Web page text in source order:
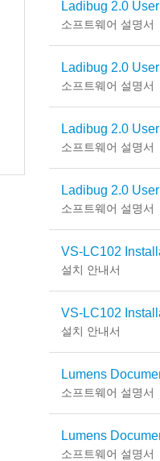
Ladibug 2.0
소프트웨어 설명서
Ladibug 2.0
소프트웨어 설명서
Ladibug 2.0
소프트웨어 설명서
Ladibug 2.0
소프트웨어 설명서
VS-LC102
설치 안내서
VS-LC102
설치 안내서
Lumens
소프트웨어 설명서
Lumens
소프트웨어 설명서